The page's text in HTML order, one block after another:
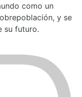
como un
y se
su futuro.